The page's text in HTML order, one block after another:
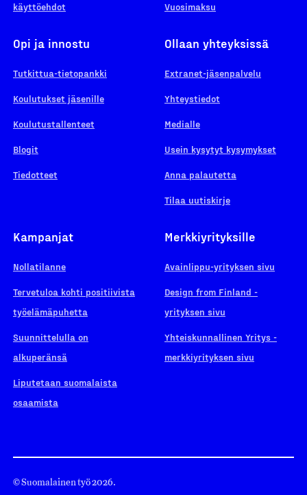
käyttöehdot
Vuosimaksu
Opi ja innostu
Tutkittua-tietopankki
Koulutukset jäsenille
Koulutustallenteet
Blogit
Tiedotteet
Ollaan yhteyksissä
Extranet-jäsenpalvelu
Yhteystiedot
Medialle
Usein kysytyt kysymykset
Anna palautetta
Tilaa uutiskirje
Kampanjat
Nollatilanne
Tervetuloa kohti positiivista
työelämäpuhetta
Suunnittelulla on
alkuperänsä
Liputetaan suomalaista
osaamista
Merkkiyrityksille
Avainlippu-yrityksen sivu
Design from Finland -
yrityksen sivu
Yhteiskunnallinen Yritys -
merkkiyrityksen sivu
© Suomalainen työ 2026.